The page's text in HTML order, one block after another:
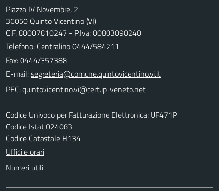
Piazza IV Novembre, 2
36050 Quinto Vicentino (VI)
C.F. 80007810247 - P.Iva: 00803090240
Telefono: Centralino 0444/584211
Fax: 0444/357388
E-mail:
PEC:
Codice Univoco per Fatturazione Elettronica: UF471P
Codice Istat 024083
Codice Catastale H134
Uffici e orari
Numeri utili